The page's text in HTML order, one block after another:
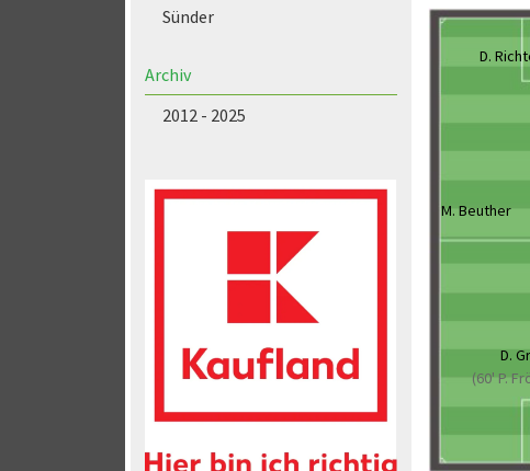
Sünder
Archiv
2012 - 2025
D.
M. Beuther
D.
(60' P.